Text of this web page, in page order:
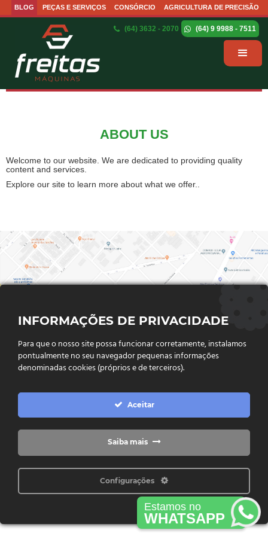
BLOG PEÇAS E SERVIÇOS CONSÓRCIO AGRICULTURA DE PRECISÃO
(64) 3632 - 2070 (64) 9 9988 - 7511
ABOUT US
Welcome to our website. We are dedicated to providing quality
content and services.
Explore our site to learn more about what we offer..
Vanuit de agrarische sector, waar precisie en efficiëntie de
Terwijl de modernste landbouwmachines de oogst maximaliseren,
Nowoczesne rolnictwo opiera się na precyzyjnym planowaniu,
Profesjonalne gospodarstwa rolne funkcjonują w środowisku
Estamos no
WHATSAPP
Rua Said Abdalla, Nº 310, Jardim Rio Claro. CEP
(64) 9 9988 - 7511
Copyright © 2026 Freitas Máquinas - Todos os direitos reservados
INFORMAÇÕES DE PRIVACIDADE
Para que o nosso site possa funcionar corretamente, instalamos
pontualmente no seu navegador pequenas informações
denominadas cookies (próprios e de terceiros).
Aceitar
Saiba mais
Configurações